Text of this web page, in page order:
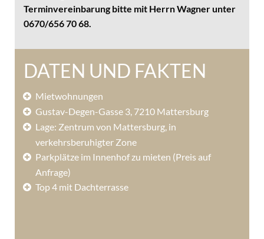
Terminvereinbarung bitte mit Herrn Wagner unter
0670/656 70 68.
DATEN UND FAKTEN
Mietwohnungen
Gustav-Degen-Gasse 3, 7210 Mattersburg
Lage: Zentrum von Mattersburg, in
verkehrsberuhigter Zone
Parkplätze im Innenhof zu mieten (Preis auf
Anfrage)
Top 4 mit Dachterrasse